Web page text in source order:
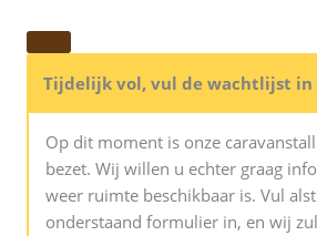
Tijdelijk vol, vul de wachtlijst in
Op dit moment is onze
bezet. Wij willen u echter graag
weer ruimte beschikbaar is. Vul
onderstaand formulier in, en wij